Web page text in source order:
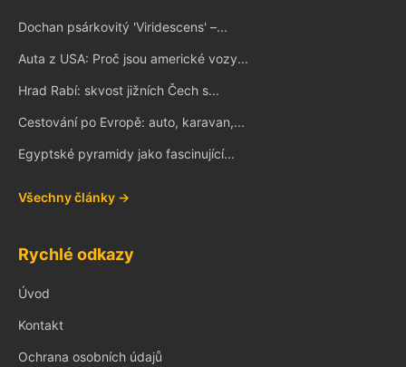
Dochan psárkovitý 'Viridescens' –...
Auta z USA: Proč jsou americké vozy...
Hrad Rabí: skvost jižních Čech s...
Cestování po Evropě: auto, karavan,...
Egyptské pyramidy jako fascinující...
Všechny články →
Rychlé odkazy
Úvod
Kontakt
Ochrana osobních údajů